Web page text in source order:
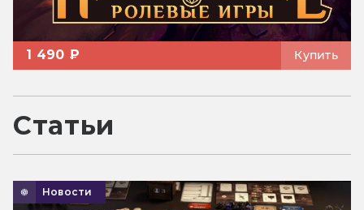
1 490 ₽ Купить
Статьи
Новости